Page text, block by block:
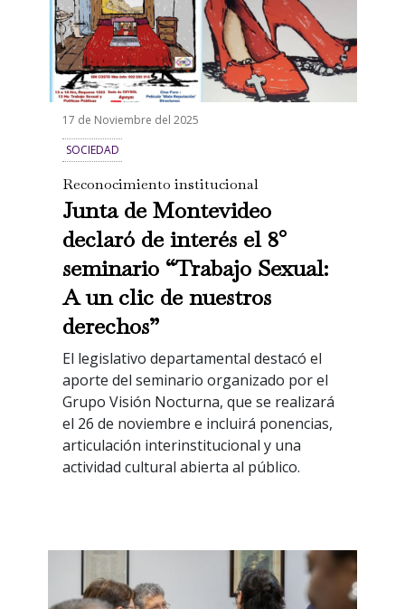
17 de Noviembre del 2025
SOCIEDAD
Reconocimiento institucional
Junta de Montevideo
declaró de interés el 8°
seminario “Trabajo Sexual:
A un clic de nuestros
derechos”
El legislativo departamental destacó el
aporte del seminario organizado por el
Grupo Visión Nocturna, que se realizará
el 26 de noviembre e incluirá ponencias,
articulación interinstitucional y una
actividad cultural abierta al público.